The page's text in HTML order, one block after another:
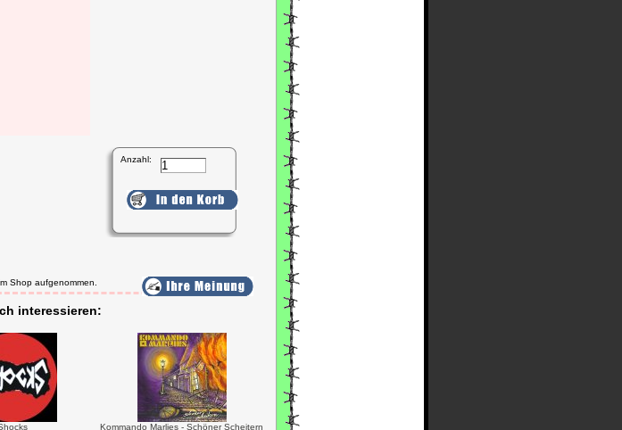
Anzahl:
Shop aufgenommen.
interessieren:
Kommando Marlies - Schöner Scheitern